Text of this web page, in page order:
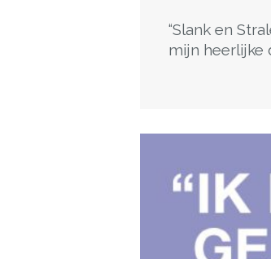
“Slank en
mijn heerlijke